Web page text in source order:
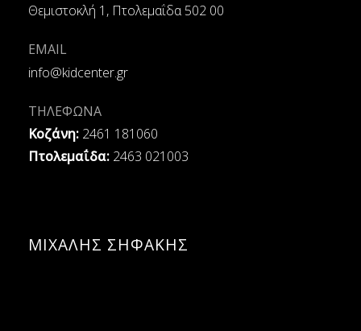
Θεμιστοκλή 1, Πτολεμαΐδα 502 00
EMAIL
info@kidcenter.gr
ΤΗΛΕΦΩΝΑ
Κοζάνη: 2461 181060
Πτολεμαΐδα: 2463 021003
ΜΙΧΑΛΗΣ ΣΗΦΑΚΗΣ